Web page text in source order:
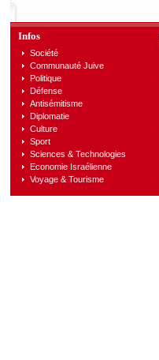
Infos
Société
Communauté Juive
Politique
Défense
Antisémitisme
Diplomatie
Culture
Sport
Sciences & Technologies
Economie Israélienne
Voyage & Tourisme